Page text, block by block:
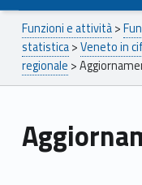
Breadcrumbs navigation
Funzioni e attività>
statistica>Veneto in
regionale >